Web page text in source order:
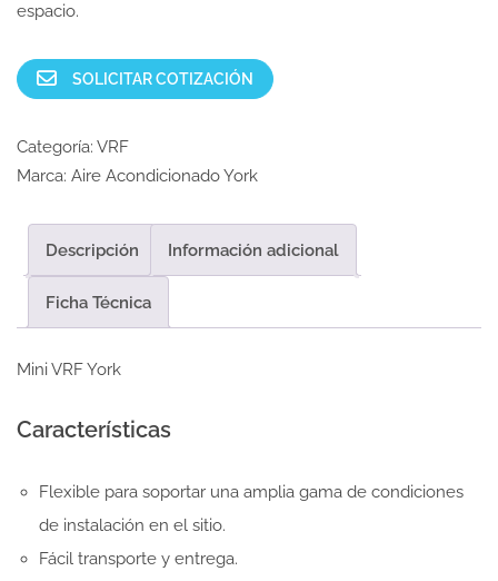
espacio.
SOLICITAR COTIZACIÓN
Categoría: VRF
Marca: Aire Acondicionado York
Descripción Información adicional
Ficha Técnica
Mini VRF York
Características
Flexible para soportar una amplia gama de condiciones
de instalación en el sitio.
Fácil transporte y entrega.